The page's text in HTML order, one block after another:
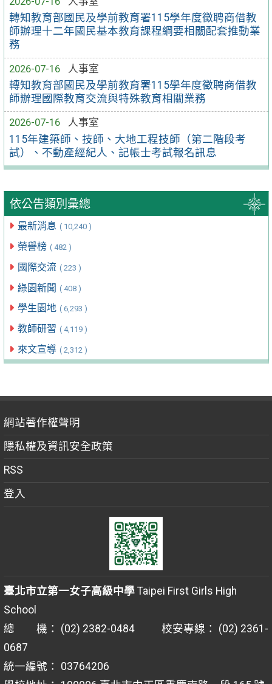
轉知教育部國民及學前教育署115學年度徵聘商借教
師辦理十二年國民基本教育課程綱要相關配套推動業
務
2026-07-16
人事室
轉知教育部國民及學前教育署115學年度徵聘商借教
師辦理國際教育交流與特殊教育相關業務
2026-07-16
人事室
115年建築師、技師、大地工程技師（第二階段考
試）、不動產經紀人、記帳士考試報名訊息
依公告類別彙總
最新消息 ( 10,240 )
榮譽榜 ( 482 )
國際交流 ( 223 )
綠園新聞 ( 408 )
學生園地 ( 6,293 )
教師研習 ( 4,119 )
來文宣導 ( 2,312 )
網站著作權聲明
隱私權及資訊安全政策
RSS
登入
臺北市立第一女子高級中學Taipei First Girls High
School
總 機： (02) 2382-0484 校安專線： (02) 2361-
0687
統一編號： 03764206